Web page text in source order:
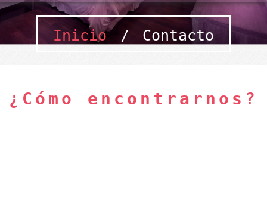
Inicio / Contacto
¿Cómo encontrarnos?